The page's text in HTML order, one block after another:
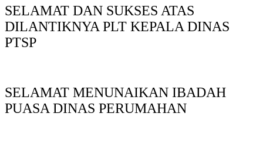
SELAMAT DAN SUKSES ATAS
DILANTIKNYA PLT KEPALA DINAS
PTSP
SELAMAT MENUNAIKAN IBADAH
PUASA DINAS PERUMAHAN